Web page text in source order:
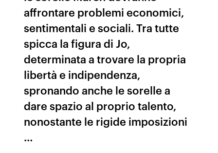
affrontare problemi economici,
sentimentali e sociali. Tra tutte
spicca la figura di Jo,
determinata a trovare la propria
libertà e indipendenza,
spronando anche le sorelle a
dare spazio al proprio talento,
nonostante le rigide imposizioni
…